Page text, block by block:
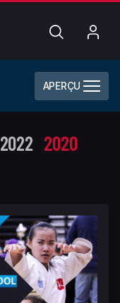
Chercher
APERÇU
2022 2020